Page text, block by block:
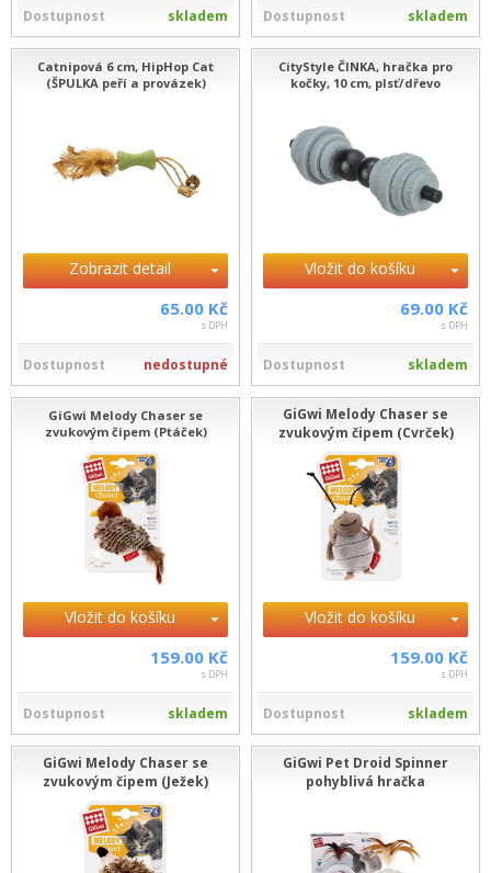
Dostupnost skladem Dostupnost skladem
Catnipová 6 cm, HipHop Cat
(ŠPULKA peří a provázek)
Zobrazit detail
65.00 Kč
s DPH
Dostupnost nedostupné
CityStyle ČINKA, hračka pro
kočky, 10 cm, plsť/dřevo
Vložit do košíku
69.00 Kč
s DPH
Dostupnost skladem
GiGwi Melody Chaser se
zvukovým čipem (Ptáček)
Vložit do košíku
159.00 Kč
s DPH
Dostupnost skladem
GiGwi Melody Chaser se
zvukovým čipem (Cvrček)
Vložit do košíku
159.00 Kč
s DPH
Dostupnost skladem
GiGwi Melody Chaser se
zvukovým čipem (Ježek)
GiGwi Pet Droid Spinner
pohyblivá hračka